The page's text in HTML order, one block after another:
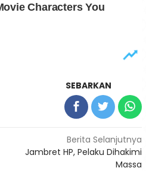
SEBARKAN
Berita Selanjutnya
Jambret HP, Pelaku Dihakimi
Massa